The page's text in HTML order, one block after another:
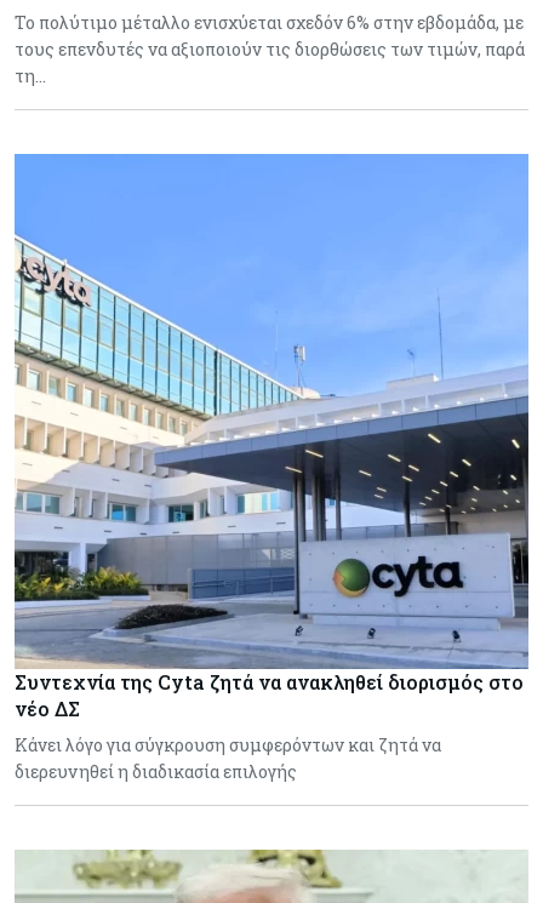
Το πολύτιμο μέταλλο ενισχύεται σχεδόν 6% στην εβδομάδα, με
τους επενδυτές να αξιοποιούν τις διορθώσεις των τιμών, παρά
τη…
Συντεχνία της Cyta ζητά να ανακληθεί διορισμός στο
νέο ΔΣ
Κάνει λόγο για σύγκρουση συμφερόντων και ζητά να
διερευνηθεί η διαδικασία επιλογής